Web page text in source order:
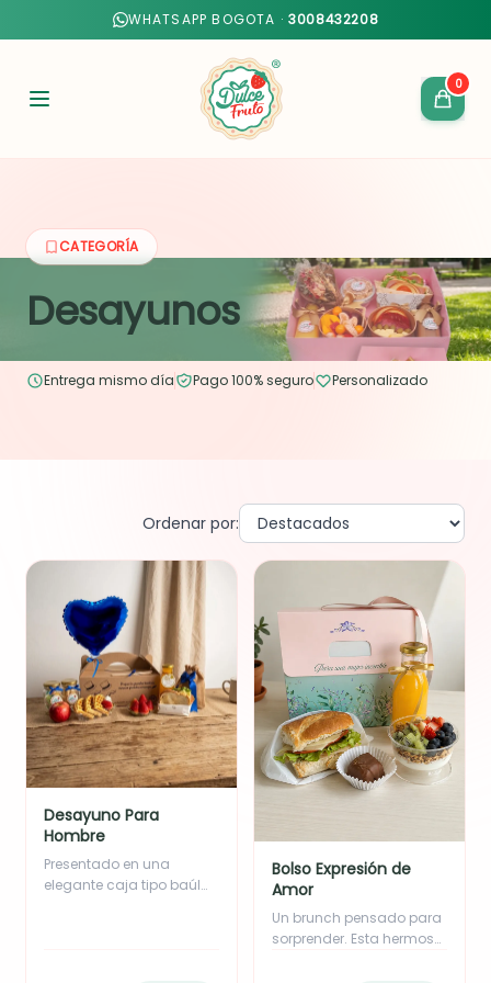
WHATSAPP BOGOTA ·3008432208
0
CATEGORÍA
Desayunos
Entrega mismo día Pago 100% seguro Personalizado
Ordenar por:
Desayuno Para
Hombre
Presentado en una
elegante caja tipo baúl
Bolso Expresión de
Amor
Un brunch pensado para
sorprender. Esta hermosa